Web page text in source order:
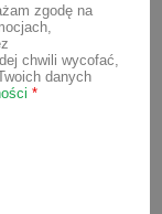
tylko.
zgodę na
chwili wycofać,
danych
*